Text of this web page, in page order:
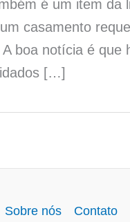
é um item da
casamento
boa notícia é que
[…]
Sobre nós Contato